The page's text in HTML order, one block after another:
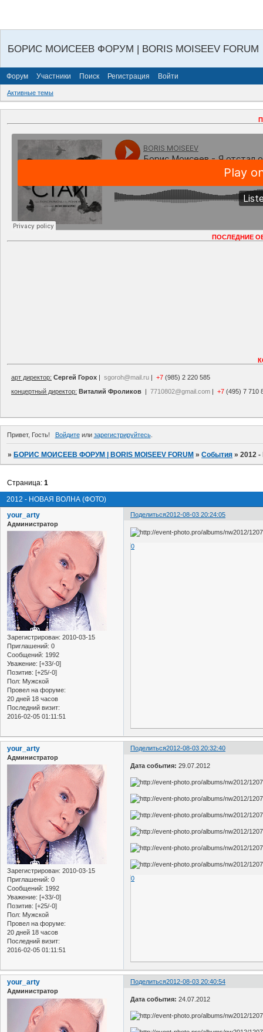
БОРИС МОИСЕЕВ ФОРУМ | BORIS MOISEEV FORUM
Форум Участники Поиск Регистрация Войти
Активные темы
ПОСЛЕДНИЕ
арт директор: Сергей Горох | sgoroh@mail.ru | +7 (985) 2 220 585
концертный директор: Виталий Фроликов | 7710802@gmail.com | +7 (495) 7 710
Привет, Гость! Войдитеили зарегистрируйтесь.
»БОРИС МОИСЕЕВ ФОРУМ | BORIS MOISEEV FORUM »События »2012
2012 - НОВАЯ ВОЛНА (ФОТО)
Страница:1
Поделиться2012-08-03 20:24:05
your_arty
Администратор
Зарегистрирован: 2010-03-15
Приглашений: 0
Сообщений: 1992
Уважение: [+33/-0]
Позитив: [+25/-0]
Пол: Мужской
Провел на форуме:
20 дней 18 часов
Последний визит:
2016-02-05 01:11:51
0
Поделиться2012-08-03 20:32:40
your_arty
Администратор
Зарегистрирован: 2010-03-15
Приглашений: 0
Сообщений: 1992
Уважение: [+33/-0]
Позитив: [+25/-0]
Пол: Мужской
Провел на форуме:
20 дней 18 часов
Последний визит:
2016-02-05 01:11:51
Дата события:29.07.2012
0
Поделиться2012-08-03 20:40:54
your_arty
Администратор
Дата события: 24.07.2012